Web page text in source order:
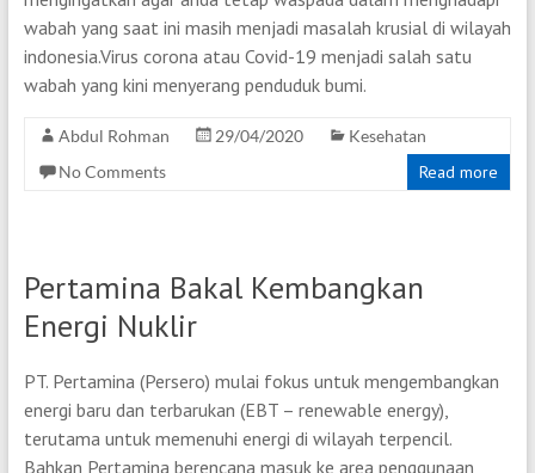
wabah yang saat ini masih menjadi masalah krusial di wilayah
indonesia.Virus corona atau Covid-19 menjadi salah satu
wabah yang kini menyerang penduduk bumi.
Abdul Rohman 29/04/2020
Kesehatan
No Comments
Read more
Pertamina Bakal Kembangkan
Energi Nuklir
PT. Pertamina (Persero) mulai fokus untuk mengembangkan
energi baru dan terbarukan (EBT – renewable energy),
terutama untuk memenuhi energi di wilayah terpencil.
Bahkan Pertamina berencana masuk ke area penggunaan